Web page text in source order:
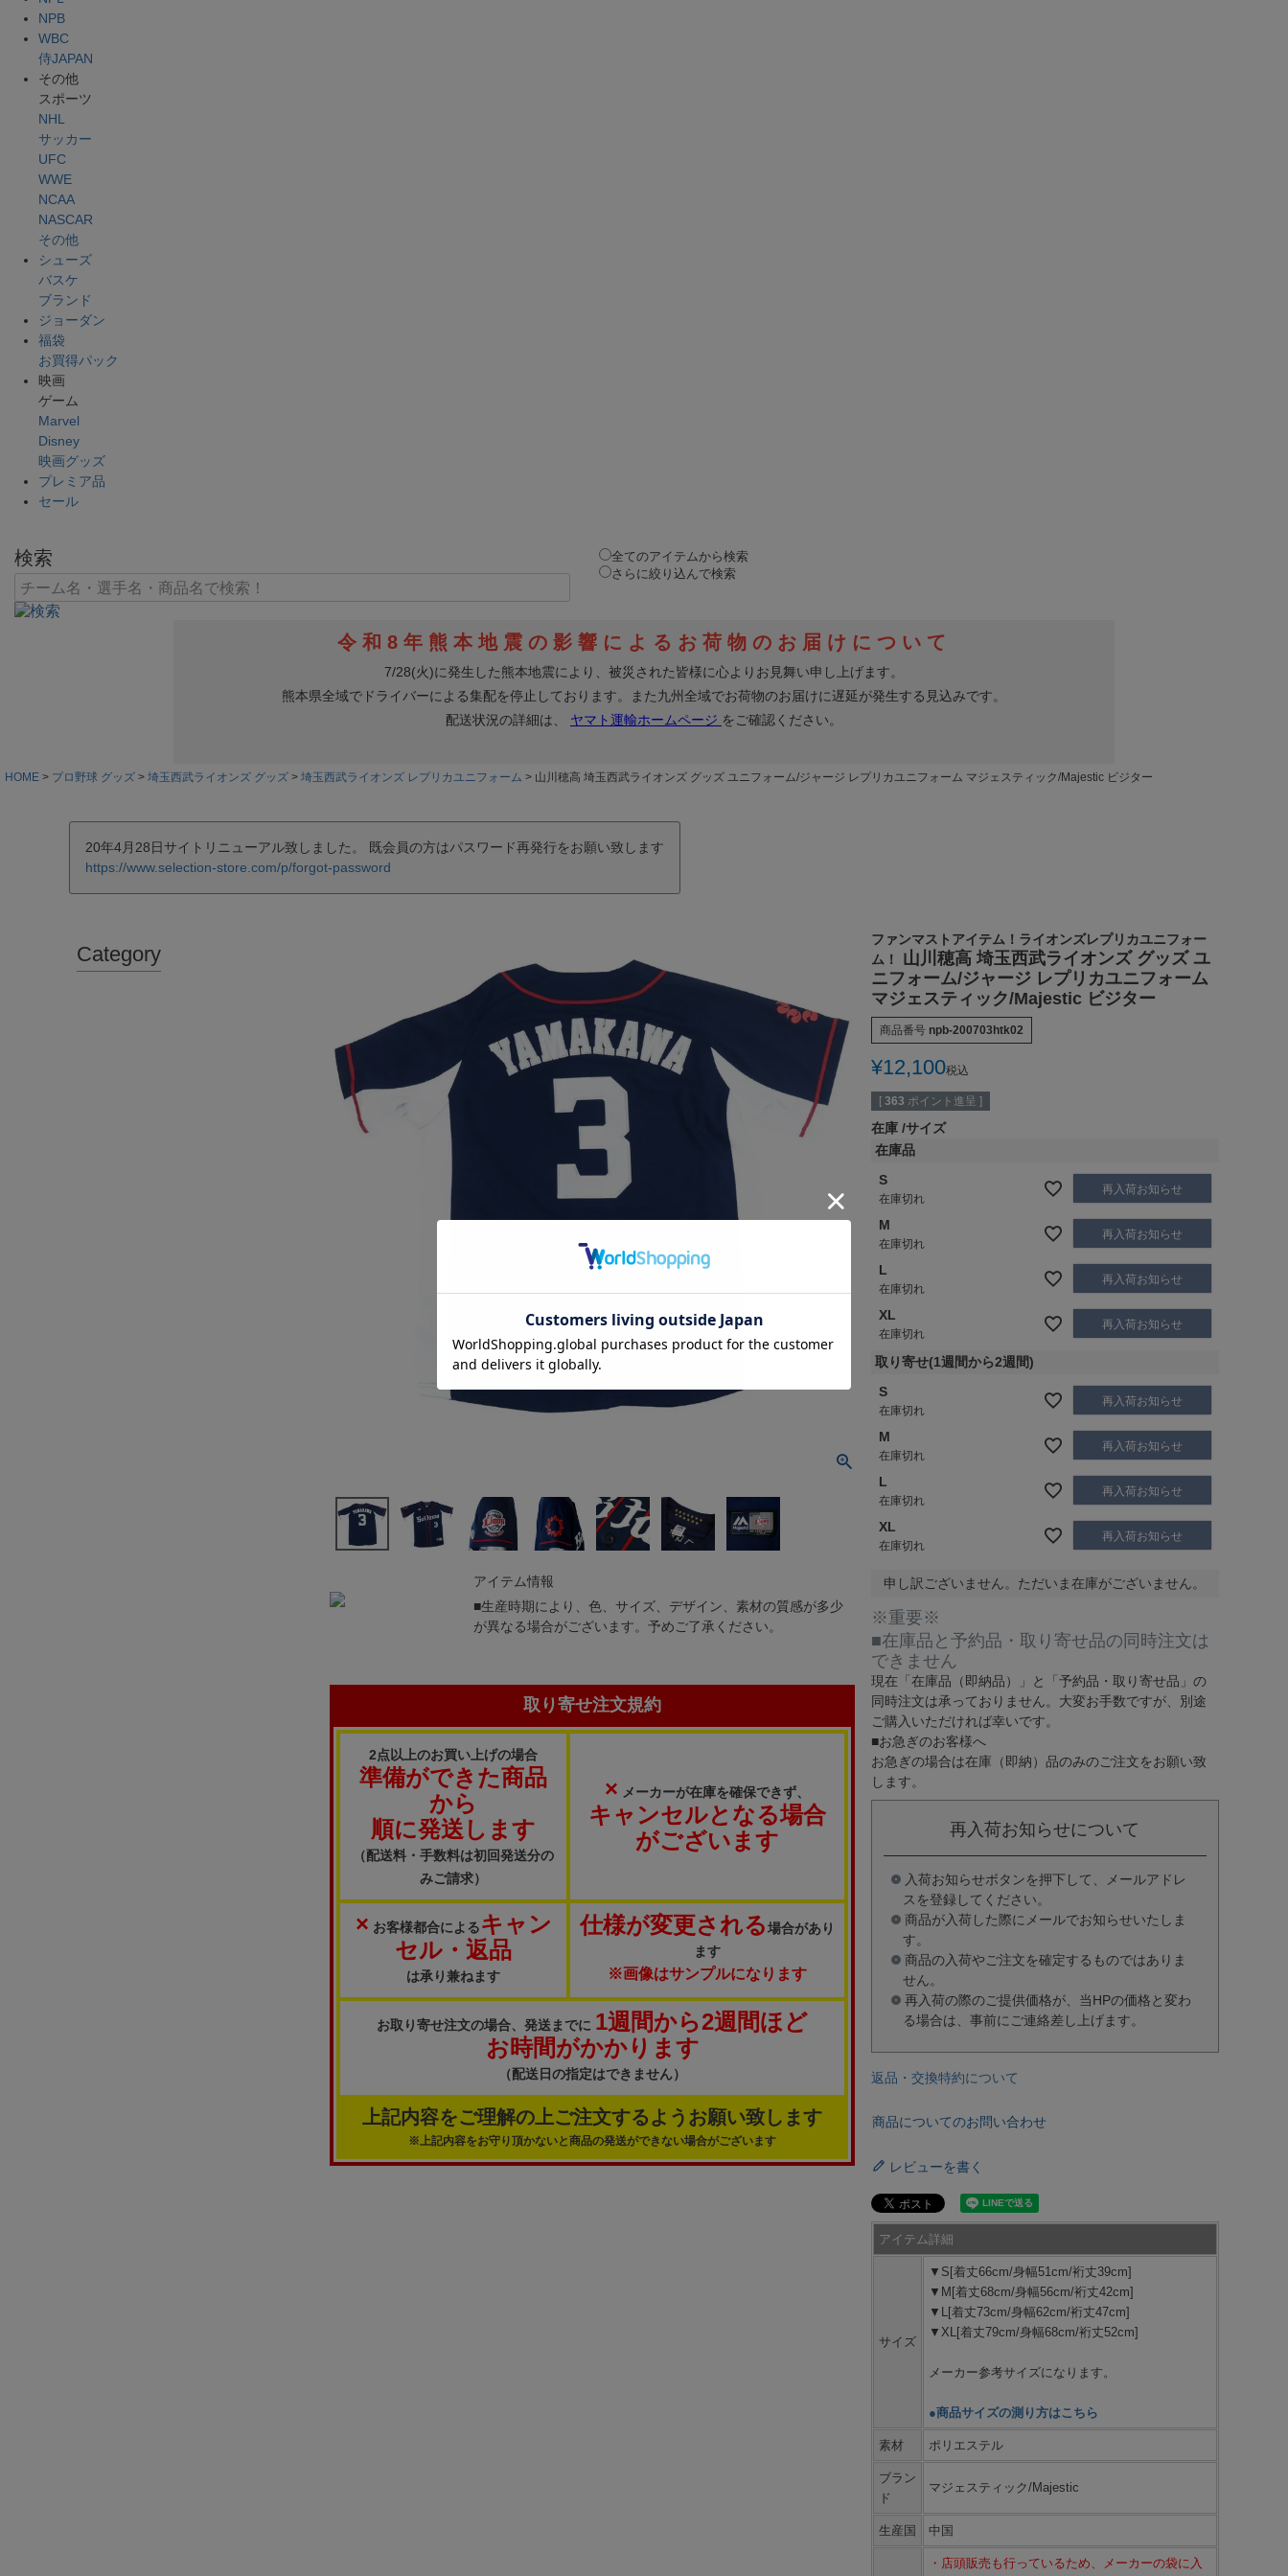
NPB
WBC
侍JAPAN
その他
スポーツ
NHL
サッカー
UFC
WWE
NCAA
NASCAR
その他
シューズ
バスケ
ブランド
ジョーダン
福袋
お買得パック
映画
ゲーム
Marvel
Disney
映画グッズ
プレミア品
セール
検索
全てのアイテムから検索
さらに絞り込んで検索
HOME プロ野球 グッズ 埼玉西武ライオンズ グッズ 埼玉西武ライオンズ レプリカユニフォーム 山川穂高 埼玉西武ライオンズ グッズ ユニフォーム/ジャージ レプリカユニフォーム マジェスティック/Majestic ビジター
20年4月28日サイトリニューアル致しました。 既会員の方はパスワード再発行をお願い致します
https://www.selection-store.com/p/forgot-password
Category
アイテム情報
■生産時期により、色、サイズ、デザイン、素材の質感が多少
が異なる場合がございます。予めご了承ください。
取り寄せ注文規約
2点以上のお買い上げの場合
準備ができた商品
から
順に発送します
（配送料・手数料は初回発送分の
みご請求）
× メーカーが在庫を確保できず、
キャンセルとなる場合
がございます
× お客様都合によるキャン
セル・返品
は承り兼ねます
仕様が変更される場合があり
ます
※画像はサンプルになります
お取り寄せ注文の場合、発送までに 1週間から2週間ほど
お時間がかかります
（配送日の指定はできません）
上記内容をご理解の上ご注文するようお願い致します
※上記内容をお守り頂かないと商品の発送ができない場合がございます
ファンマストアイテム！ライオンズレプリカユニフォー
ム！
山川穂高 埼玉西武ライオンズ グッズ ユ
ニフォーム/ジャージ レプリカユニフォーム
マジェスティック/Majestic ビジター
商品番号 npb-200703htk02
¥12,100税込
[ 363 ポイント進呈 ]
在庫 サイズ
在庫品
S
在庫切れ
再入荷お知らせ
M
在庫切れ
再入荷お知らせ
L
在庫切れ
再入荷お知らせ
XL
在庫切れ
再入荷お知らせ
取り寄せ(1週間から2週間)
S
在庫切れ
再入荷お知らせ
M
在庫切れ
再入荷お知らせ
L
在庫切れ
再入荷お知らせ
XL
在庫切れ
再入荷お知らせ
申し訳ございません。ただいま在庫がございません。
※重要※
■在庫品と予約品・取り寄せ品の同時注文は
できません
現在 「在庫品（即納品）」 と 「予約品・取り寄せ品」 の
同時注文は承っておりません。大変お手数ですが、別途
ご購入いただければ幸いです。
■お急ぎのお客様へ
お急ぎの場合は在庫（即納）品のみのご注文をお願い致
します。
再入荷お知らせについて
入荷お知らせボタンを押下して、メールアドレ
スを登録してください。
商品が入荷した際にメールでお知らせいたしま
す。
商品の入荷やご注文を確定するものではありま
せん。
再入荷の際のご提供価格が、当HPの価格と変わ
る場合は、事前にご連絡差し上げます。
返品・交換特約について
商品についてのお問い合わせ
レビューを書く
アイテム詳細
サイズ
▼S[着丈66cm/身幅51cm/裄丈39cm]
▼M[着丈68cm/身幅56cm/裄丈42cm]
▼L[着丈73cm/身幅62cm/裄丈47cm]
▼XL[着丈79cm/身幅68cm/裄丈52cm]
メーカー参考サイズになります。
●商品サイズの測り方はこちら
素材 ポリエステル
ブラン
ド
マジェスティック/Majestic
生産国 中国
・店頭販売も行っているため、メーカーの袋に入